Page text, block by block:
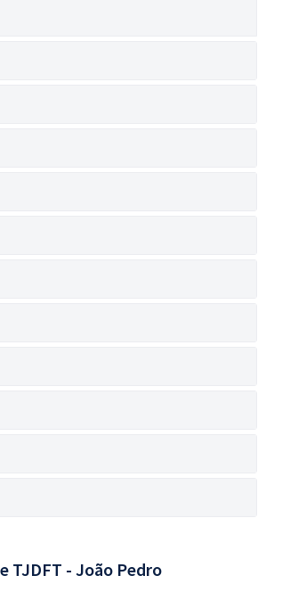
TJDFT - João Pedro